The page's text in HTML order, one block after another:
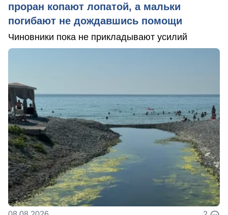
проран копают лопатой, а мальки
погибают не дождавшись помощи
Чиновники пока не прикладывают усилий